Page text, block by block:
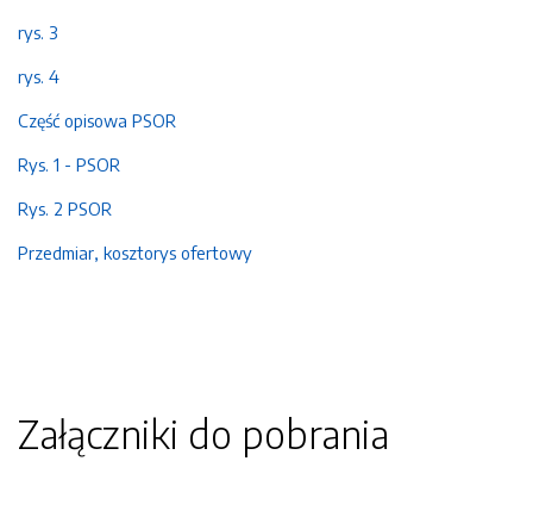
rys. 3
rys. 4
Część opisowa PSOR
Rys. 1 - PSOR
Rys. 2 PSOR
Przedmiar, kosztorys ofertowy
Załączniki do pobrania